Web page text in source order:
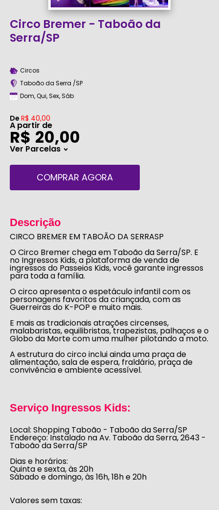
Circo Bremer - Taboão da
Serra/SP
Circos
Taboão da Serra /SP
Dom, Qui, Sex, Sáb
De R$ 40,00
A partir de
R$ 20,00
Ver Parcelas>
COMPRAR AGORA
Descrição
CIRCO BREMER EM TABOÃO DA SERRASP
O Circo Bremerchega em Taboão da Serra/SP. E
no Ingressos Kids, a plataforma de venda de
ingressos do Passeios Kids, você garante ingressos
para toda a família.
O circo apresenta o espetáculo infantil com os
personagens favoritos da criançada, comas
Guerreiras do K-POP e muito mais.
E mais as tradicionais atrações circenses,
malabaristas, equilibristas, trapezistas, palhaços e o
Globo da Morte com uma mulher pilotando a moto.
A estrutura do circo inclui ainda uma praça de
alimentação, sala de espera, fraldário, praça de
convivência e ambiente acessível.
Serviço Ingressos Kids:
Local: Shopping Taboão - Taboão da Serra/SP
Endereço:Instalado na Av. Taboão da Serra, 2643 -
Taboão da Serra/SP
Dias e horários:
Quinta e sexta, às 20h
Sábado e domingo, às 16h, 18h e 20h
Valores sem taxas: